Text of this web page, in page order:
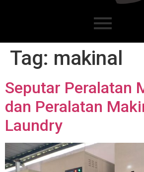
Tag: makinal
Seputar Peralatan
dan Peralatan
Laundry